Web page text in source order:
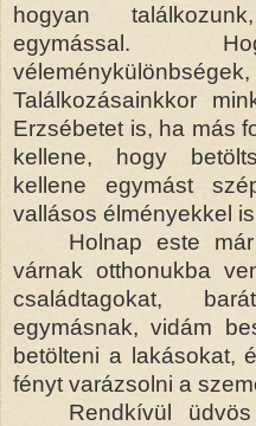
hogyan
egymással.
Találkozásainkkor
Erzsébetet is, ha más
kellene, hogy
kellene egymást
vallásos élményekkel
Holnap este
várnak otthonukba
családtagokat,
egymásnak, vidám
betölteni a lakásokat,
fényt varázsolni a
Rendkívül